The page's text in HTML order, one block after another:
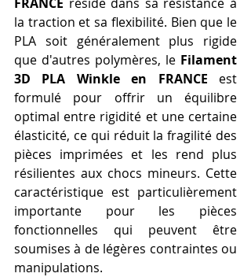
la traction et sa flexibilité. Bien que le
PLA soit généralement plus rigide
que d'autres polymères, le Filament
3D PLA Winkle en FRANCE est
formulé pour offrir un équilibre
optimal entre rigidité et une certaine
élasticité, ce qui réduit la fragilité des
pièces imprimées et les rend plus
résilientes aux chocs mineurs. Cette
caractéristique est particulièrement
importante pour les pièces
fonctionnelles qui peuvent être
soumises à de légères contraintes ou
manipulations.